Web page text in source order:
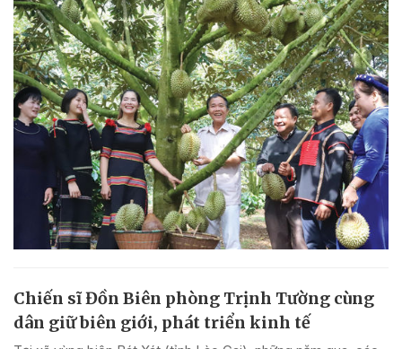
Chiến sĩ Đồn Biên phòng Trịnh Tường cùng
dân giữ biên giới, phát triển kinh tế